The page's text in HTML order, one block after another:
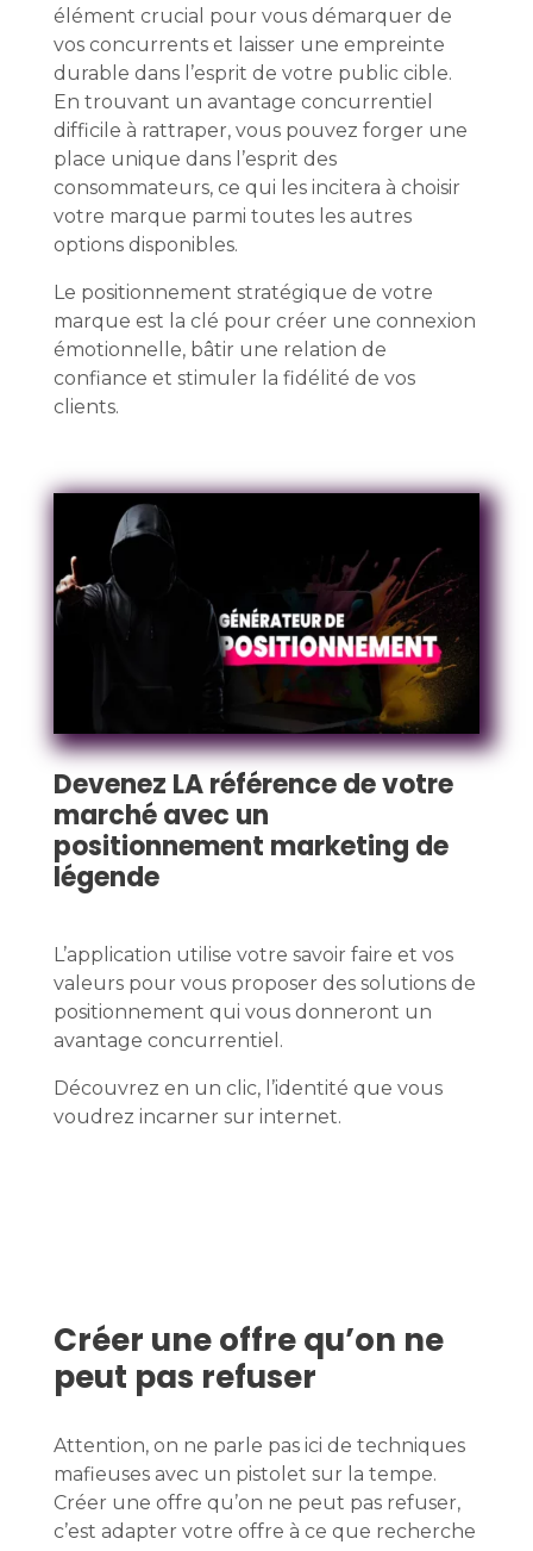
élément crucial pour vous démarquer de
vos concurrents et laisser une empreinte
durable dans l’esprit de votre public cible.
En trouvant un avantage concurrentiel
difficile à rattraper, vous pouvez forger une
place unique dans l’esprit des
consommateurs, ce qui les incitera à choisir
votre marque parmi toutes les autres
options disponibles.
Le positionnement stratégique de votre
marque est la clé pour créer une connexion
émotionnelle, bâtir une relation de
confiance et stimuler la fidélité de vos
clients.
Devenez LA référence de votre
marché avec un
positionnement marketing de
légende
L’application utilise votre savoir faire et vos
valeurs pour vous proposer des solutions de
positionnement qui vous donneront un
avantage concurrentiel.
Découvrez en un clic, l’identité que vous
voudrez incarner sur internet.
Créer une offre qu’on ne
peut pas refuser
Attention, on ne parle pas ici de techniques
mafieuses avec un pistolet sur la tempe.
Créer une offre qu’on ne peut pas refuser,
c’est adapter votre offre à ce que recherche